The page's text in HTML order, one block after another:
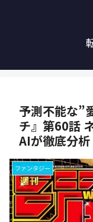
予測不能な”
チ』第60話
AIが徹底分析
ファンタジー